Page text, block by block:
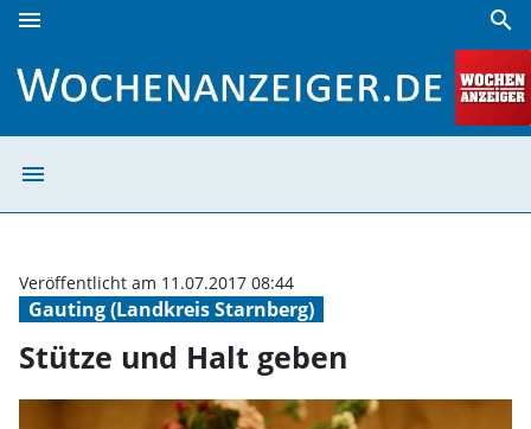
menu search
menu
Gauting (Landkreis Starnberg)
Veröffentlicht am 11.07.2017 08:44
Stütze und Halt geben